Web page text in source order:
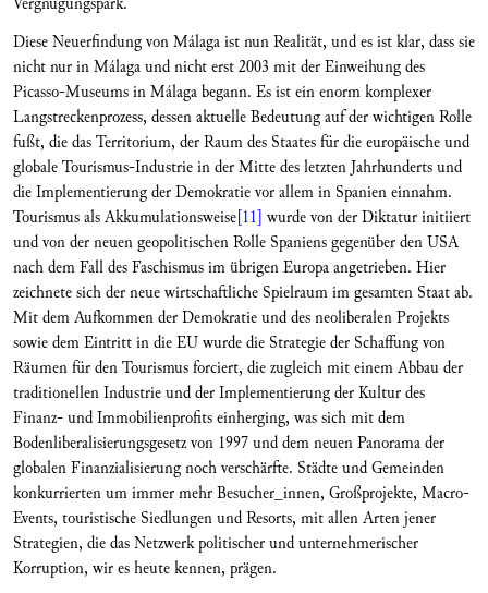
Diese Neuerfindung von Málaga ist nun Realität, und es ist klar, dass sie
nicht nur in Málaga und nicht erst 2003 mit der Einweihung des
Picasso-Museums in Málaga begann. Es ist ein enorm komplexer
Langstreckenprozess, dessen aktuelle Bedeutung auf der wichtigen Rolle
fußt, die das Territorium, der Raum des Staates für die europäische und
globale Tourismus-Industrie in der Mitte des letzten Jahrhunderts und
die Implementierung der Demokratie vor allem in Spanien einnahm.
Tourismus als Akkumulationsweise[11] wurde von der Diktatur initiiert
und von der neuen geopolitischen Rolle Spaniens gegenüber den USA
nach dem Fall des Faschismus im übrigen Europa angetrieben. Hier
zeichnete sich der neue wirtschaftliche Spielraum im gesamten Staat ab.
Mit dem Aufkommen der Demokratie und des neoliberalen Projekts
sowie dem Eintritt in die EU wurde die Strategie der Schaffung von
Räumen für den Tourismus forciert, die zugleich mit einem Abbau der
traditionellen Industrie und der Implementierung der Kultur des
Finanz- und Immobilienprofits einherging, was sich mit dem
Bodenliberalisierungsgesetz von 1997 und dem neuen Panorama der
globalen Finanzialisierung noch verschärfte. Städte und Gemeinden
konkurrierten um immer mehr Besucher_innen, Großprojekte, Macro-
Events, touristische Siedlungen und Resorts, mit allen Arten jener
Strategien, die das Netzwerk politischer und unternehmerischer
Korruption, wir es heute kennen, prägen.